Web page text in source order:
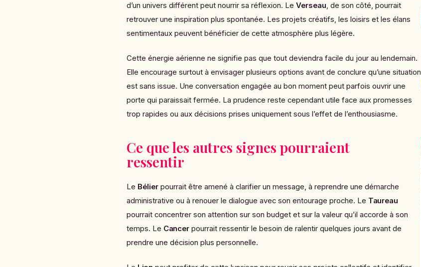
d’un univers différent peut nourrir sa réflexion. Le Verseau, de son côté, pourrait
retrouver une inspiration plus spontanée. Les projets créatifs, les loisirs et les élans
sentimentaux peuvent bénéficier de cette atmosphère plus légère.
Cette énergie aérienne ne signifie pas que tout deviendra facile du jour au lendemain.
Elle encourage surtout à envisager plusieurs options avant de conclure qu’une situation
est sans issue. Une conversation engagée au bon moment peut parfois ouvrir une
porte qui paraissait fermée. La prudence reste cependant utile face aux promesses
trop rapides ou aux décisions prises uniquement sous l’effet de l’enthousiasme.
Ce que les autres signes pourraient
ressentir
Le Bélier pourrait être amené à clarifier un message, à reprendre une démarche
administrative ou à renouer le dialogue avec son entourage proche. Le Taureau
pourrait concentrer son attention sur son budget et sur la valeur qu’il accorde à son
temps. Le Cancer pourrait ressentir le besoin de ralentir quelques jours avant de
prendre une décision plus personnelle.